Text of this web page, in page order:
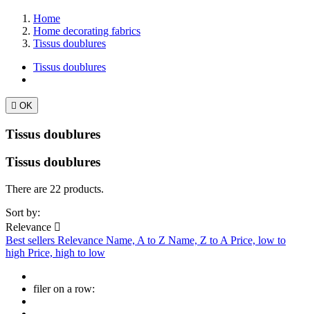
Home
Home decorating fabrics
Tissus doublures
Tissus doublures
 OK
Tissus doublures
Tissus doublures
There are 22 products.
Sort by:
Relevance 
Best sellers Relevance Name, A to Z Name, Z to A Price, low to
high Price, high to low
filer on a row: